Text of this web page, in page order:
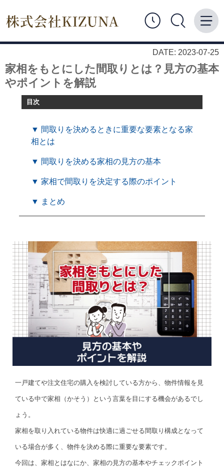
DATE: 2023-07-25
家相をもとにした間取りとは？見方の基本
やポイントを解説
目次
▼ 間取りを決めるときに重要な要素となる家
相とは
▼ 間取りを決める家相の見方の基本
▼ 家相で間取りを決定する際のポイント
▼ まとめ
一戸建てや注文住宅の購入を検討している方から、物件情報を見
ている中で家相（かそう）という言葉を目にする機会があるでし
ょう。
家相を取り入れている物件は快適に過ごせる間取り構成となって
いる場合が多く、物件を決める際に重要な要素です。
今回は、家相とはなにか、家相の見方の基本やチェックポイント